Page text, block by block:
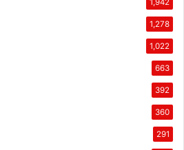
1,278
1,022
663
392
360
291